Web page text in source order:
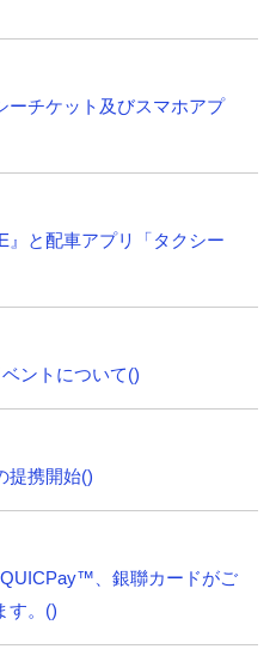
ーチケット及びスマホアプ
』と配車アプリ「タクシー
ントについて()
提携開始()
、銀聯カードがご
す。()